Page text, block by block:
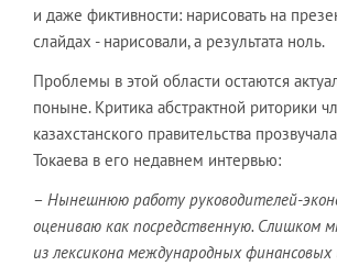
и даже фиктивности: нарисовать на
слайдах - нарисовали, а результата ноль.
Проблемы в этой области остаются
поныне. Критика абстрактной риторики
казахстанского правительства
Токаева в его недавнем интервью:
– Нынешнюю работу руководителей-
оцениваю как посредственную. Слишком
из лексикона международных